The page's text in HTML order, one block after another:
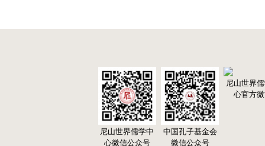
尼山世界儒学中
心微信公众号
中国孔子基金会
微信公众号
尼山世界
心官方